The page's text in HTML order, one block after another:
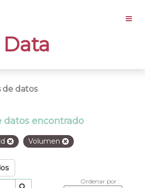
Data
de datos
datos encontrado
Volumen
Ordenar por